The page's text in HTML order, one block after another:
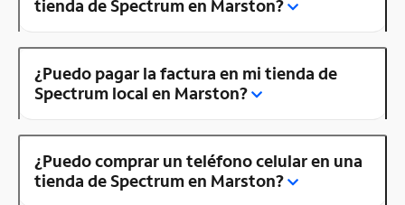
tienda de Spectrum en Marston?
¿Puedo pagar la factura en mi tienda de
Spectrum local en Marston?
¿Puedo comprar un teléfono celular en una
tienda de Spectrum en Marston?